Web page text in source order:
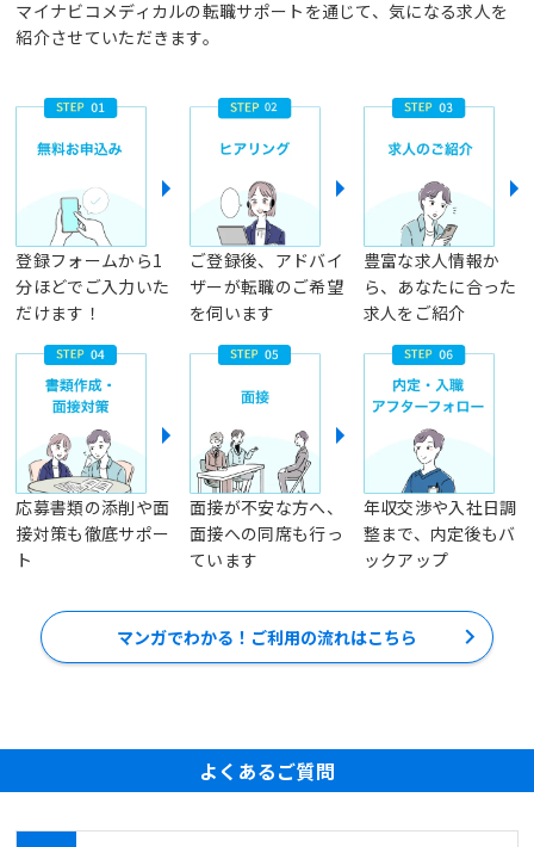
マイナビコメディカルの転職サポートを通じて、気になる求人を
紹介させていただきます。
登録フォームから1
分ほどでご入力いた
だけます！
ご登録後、アドバイ
ザーが転職のご希望
を伺います
豊富な求人情報か
ら、あなたに合った
求人をご紹介
応募書類の添削や面
接対策も徹底サポー
ト
面接が不安な方へ、
面接への同席も行っ
ています
年収交渉や入社日調
整まで、内定後もバ
ックアップ
マンガでわかる！ご利用の流れはこちら
よくあるご質問